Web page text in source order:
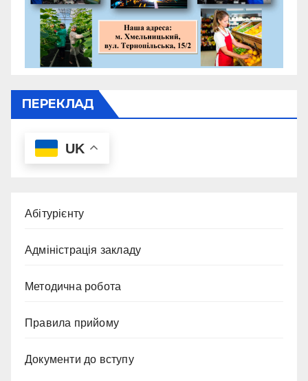
ПЕРЕКЛАД
UK
Абітурієнту
Адміністрація закладу
Методична робота
Правила прийому
Документи до вступу